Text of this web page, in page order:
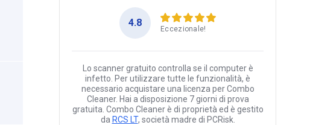
4.8
Eccezionale!
Lo scanner gratuito controlla se il computer è
infetto. Per utilizzare tutte le funzionalità, è
necessario acquistare una licenza per Combo
Cleaner. Hai a disposizione 7 giorni di prova
gratuita. Combo Cleaner è di proprietà ed è gestito
da RCS LT, società madre di PCRisk.